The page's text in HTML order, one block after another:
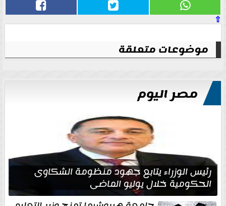
⇧
موضوعات متعلقة
مصر اليوم
رئيس الوزراء يتابع جهود منظومة الشكاوى
الحكومية خلال يوليو الماضي